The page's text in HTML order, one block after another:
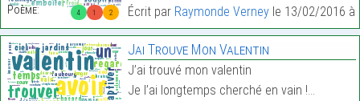
4 1 2
Poème:
Écrit par Raymonde Verneyle 13/02/2016 à
Jai Trouve Mon Valentin
J’ai trouvé mon valentin
Je l’ai longtemps cherché en vain !…